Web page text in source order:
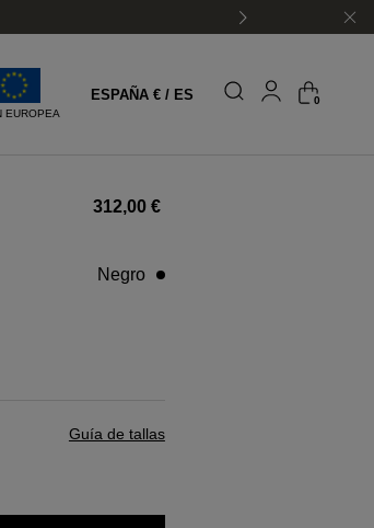
EUROPEA
ESPAÑA € / ES 0
312,00 €
negro
Guía de tallas